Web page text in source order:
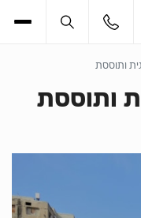
ותוססת
ותוססת